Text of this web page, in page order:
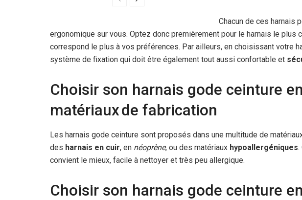
Chacun de ces harnais
ergonomique sur vous. Optez donc premièrement pour le harnais le plus
correspond le plus à vos préférences. Par ailleurs, en choisissant votre
système de fixation qui doit être également tout aussi confortable et
Choisir son harnais gode ceinture
matériaux de fabrication
Les harnais gode ceinture sont proposés dans une multitude de
des harnais en cuir, en néoprène, ou des matériaux hypoallergéniques.
convient le mieux, facile à nettoyer et très peu allergique.
Choisir son harnais gode ceinture